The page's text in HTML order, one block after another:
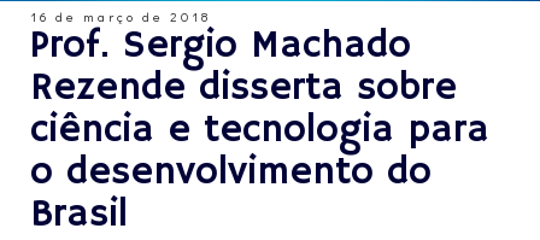
16 de março de 2018
Prof. Sergio Machado
Rezende disserta sobre
ciência e tecnologia para
o desenvolvimento do
Brasil